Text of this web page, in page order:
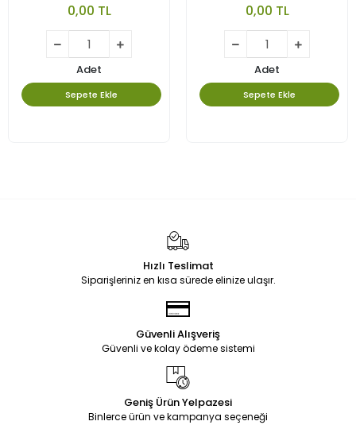
0,00 TL
Adet
Sepete Ekle
0,00 TL
Adet
Sepete Ekle
Hızlı Teslimat
Siparişleriniz en kısa sürede elinize ulaşır.
Güvenli Alışveriş
Güvenli ve kolay ödeme sistemi
Geniş Ürün Yelpazesi
Binlerce ürün ve kampanya seçeneği